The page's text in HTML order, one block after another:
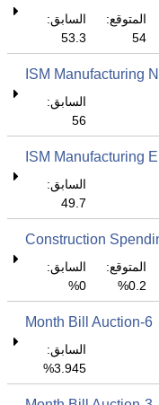
المتوقع:
54
السابق:
53.3
ISM Manufacturing
السابق:
56
ISM Manufacturing
السابق:
49.7
Construction
المتوقع:
0.2%
السابق:
0%
6-Month Bill Auction
السابق:
3.945%